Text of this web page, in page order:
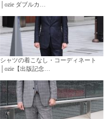
│ozie ダブルカ…
シャツの着こなし・コーディネート
│ozie【出版記念…